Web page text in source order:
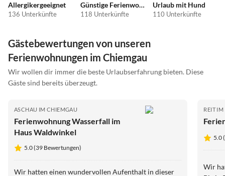
Allergikergeeignet
136 Unterkünfte
Günstige Ferienwohnungen
118 Unterkünfte
Urlaub mit Hund
110 Unterkünfte
Gästebewertungen von unseren
Ferienwohnungen im Chiemgau
Wir wollen dir immer die beste Urlaubserfahrung bieten. Diese
Gäste sind bereits überzeugt.
ASCHAU IM CHIEMGAU
Ferienwohnung Wasserfall im
Haus Waldwinkel
5.0 (39 Bewertungen)
Wir hatten einen wundervollen Aufenthalt in dieser
REIT
5.0
Wir